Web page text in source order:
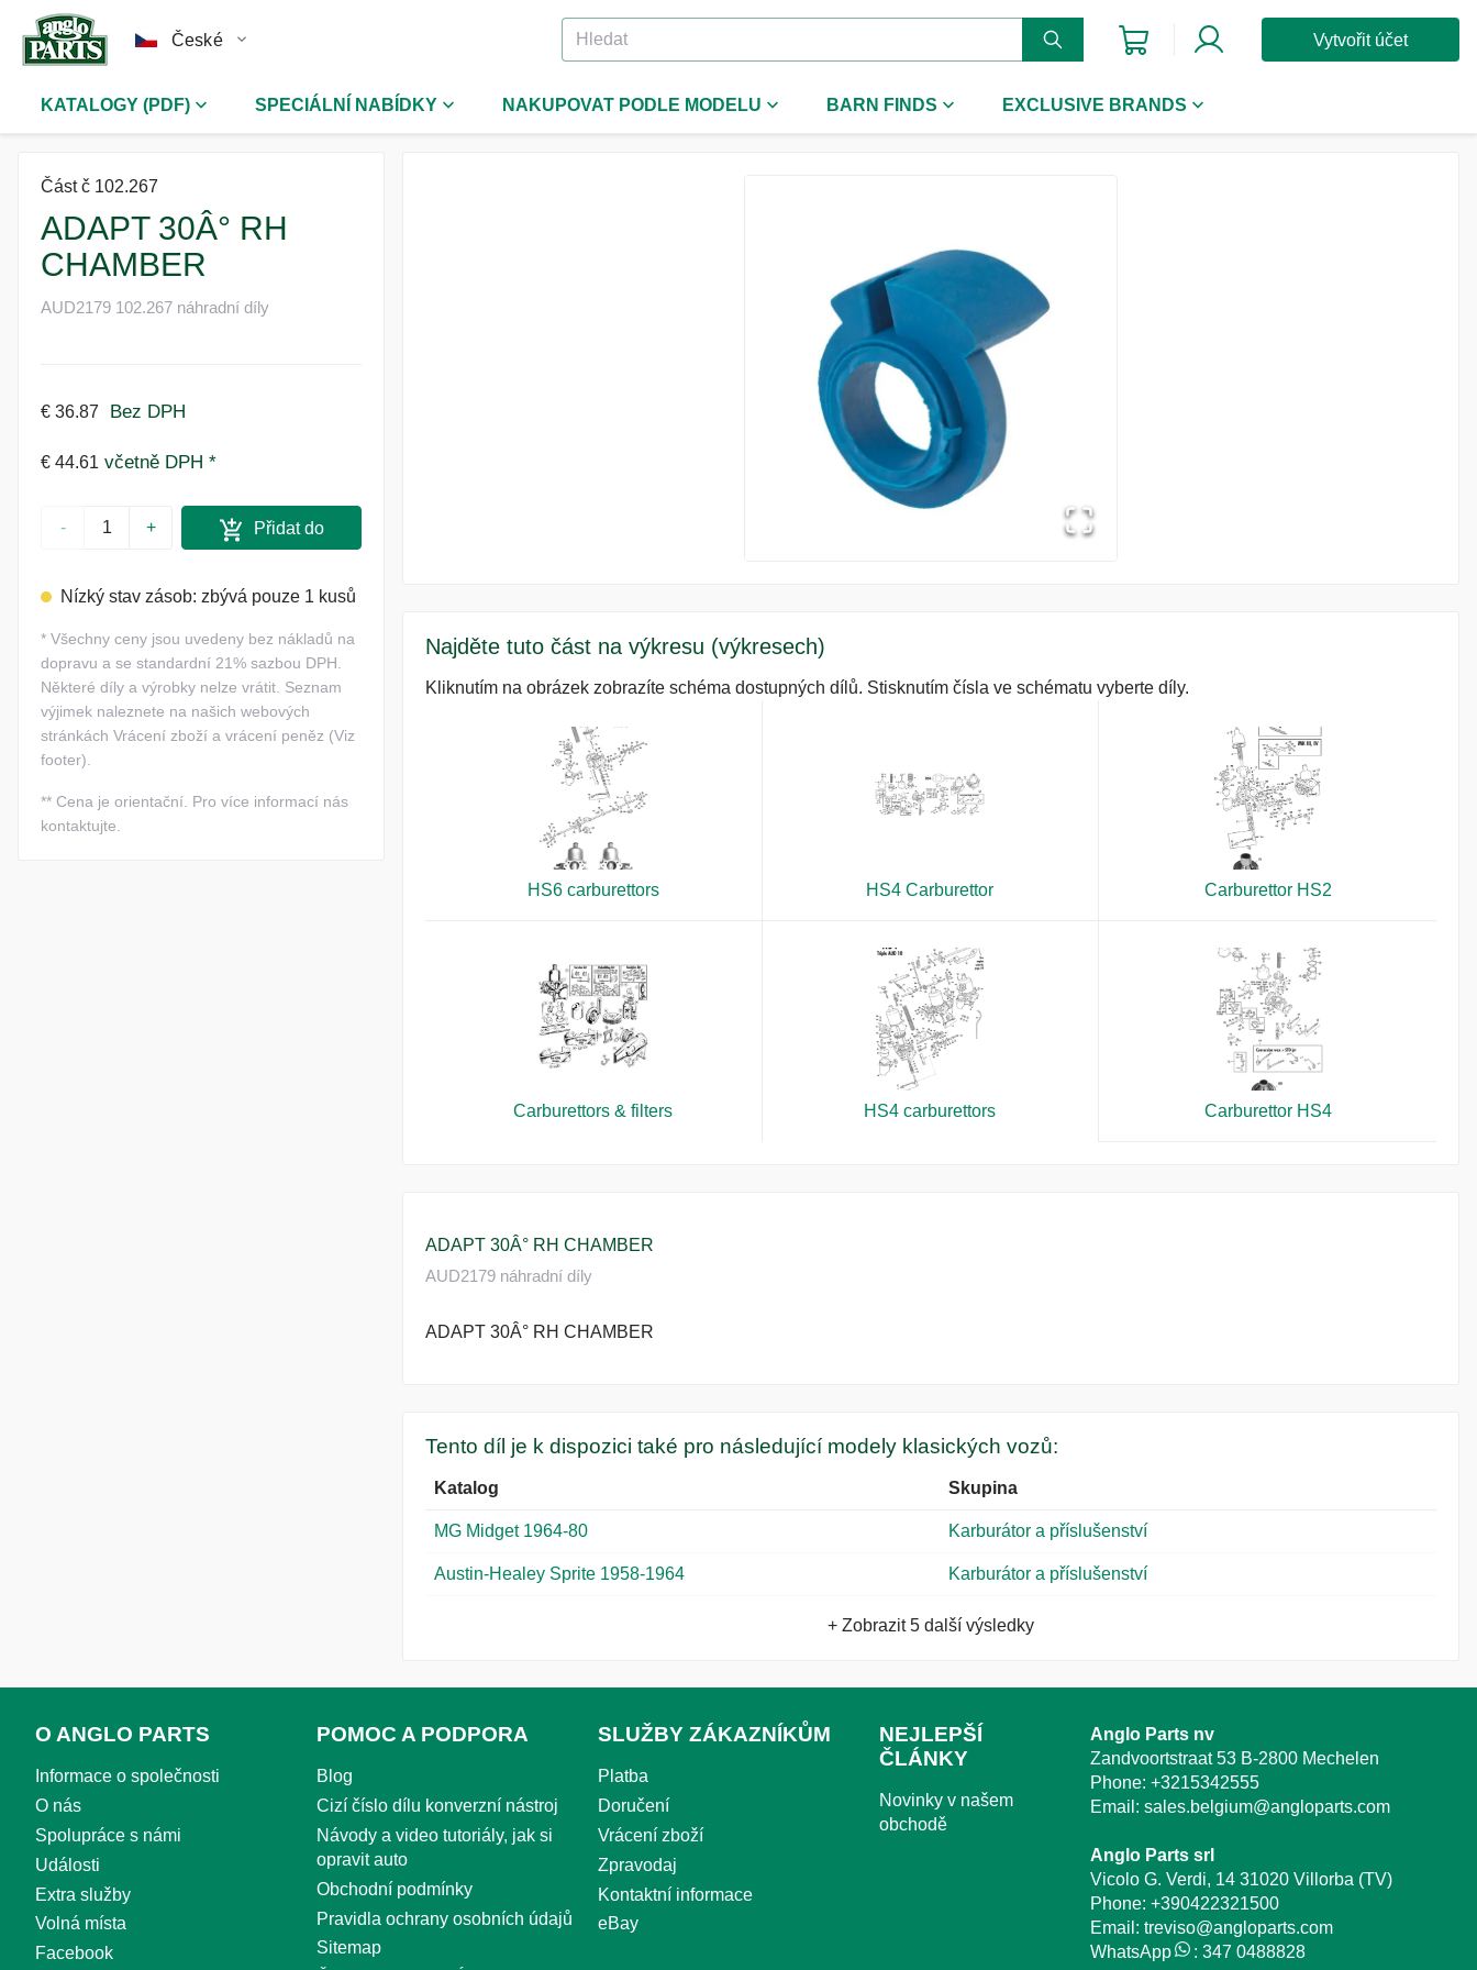
České Vytvořit účet
KATALOGY (PDF) SPECIÁLNÍ NABÍDKY NAKUPOVAT PODLE MODELU BARN FINDS EXCLUSIVE BRANDS
Část č 102.267
ADAPT 30Â° RH
CHAMBER
AUD2179 102.267 náhradní díly
€ 36.87 Bez DPH
€ 44.61 včetně DPH *
- +
Přidat do
Nízký stav zásob: zbývá pouze 1 kusů
* Všechny ceny jsou uvedeny bez nákladů na
dopravu a se standardní 21% sazbou DPH.
Některé díly a výrobky nelze vrátit. Seznam
výjimek naleznete na našich webových
stránkách Vrácení zboží a vrácení peněz (Viz
footer).
** Cena je orientační. Pro více informací nás
kontaktujte.
Najděte tuto část na výkresu (výkresech)
Kliknutím na obrázek zobrazíte schéma dostupných dílů. Stisknutím čísla ve schématu vyberte díly.
HS6 carburettors HS4 Carburettor Carburettor HS2
Carburettors & filters HS4 carburettors Carburettor HS4
ADAPT 30Â° RH CHAMBER
AUD2179 náhradní díly
ADAPT 30Â° RH CHAMBER
Tento díl je k dispozici také pro následující modely klasických vozů:
Katalog Skupina
MG Midget 1964-80 Karburátor a příslušenství
Austin-Healey Sprite 1958-1964 Karburátor a příslušenství
+ Zobrazit 5 další výsledky
O ANGLO PARTS
Informace o společnosti
O nás
Spolupráce s námi
Události
Extra služby
Volná místa
Facebook
POMOC A PODPORA
Blog
Cizí číslo dílu konverzní nástroj
Návody a video tutoriály, jak si
opravit auto
Obchodní podmínky
Pravidla ochrany osobních údajů
Sitemap
SLUŽBY ZÁKAZNÍKŮM
Platba
Doručení
Vrácení zboží
Zpravodaj
Kontaktní informace
eBay
NEJLEPŠÍ
ČLÁNKY
Novinky v našem
obchodě
Anglo Parts nv
Zandvoortstraat 53 B-2800 Mechelen
Phone: +3215342555
Email: sales.belgium@angloparts.com
Anglo Parts srl
Vicolo G. Verdi, 14 31020 Villorba (TV)
Phone: +390422321500
Email: treviso@angloparts.com
WhatsApp
: 347 0488828